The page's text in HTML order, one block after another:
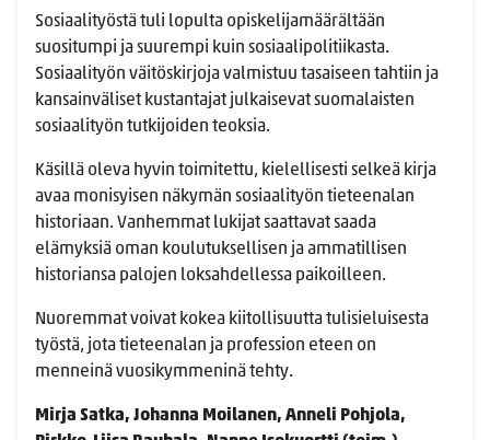
Sosiaalityöstä tuli lopulta opiskelijamäärältään
suositumpi ja suurempi kuin sosiaalipolitiikasta.
Sosiaalityön väitöskirjoja valmistuu tasaiseen tahtiin ja
kansainväliset kustantajat julkaisevat suomalaisten
sosiaalityön tutkijoiden teoksia.
Käsillä oleva hyvin toimitettu, kielellisesti selkeä kirja
avaa monisyisen näkymän sosiaalityön tieteenalan
historiaan. Vanhemmat lukijat saattavat saada
elämyksiä oman koulutuksellisen ja ammatillisen
historiansa palojen loksahdellessa paikoilleen.
Nuoremmat voivat kokea kiitollisuutta tulisieluisesta
työstä, jota tieteenalan ja profession eteen on
menneinä vuosikymmeninä tehty.
Mirja Satka, Johanna Moilanen, Anneli Pohjola,